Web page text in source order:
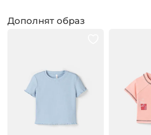
Дополнят образ